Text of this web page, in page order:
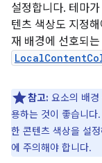
설정합니다. 테마
텐츠 색상도 지정
재 배경에 선호되
참고: 요소의 배
용하는 것이 좋습니다
한 콘텐츠 색상을 설
에 주의해야 합니다.